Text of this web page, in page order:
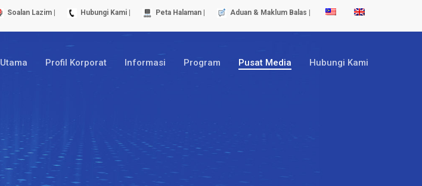
Soalan Lazim | Hubungi Kami | Peta Halaman | Aduan & Maklum Balas |
Utama Profil Korporat Informasi Program Pusat Media Hubungi Kami